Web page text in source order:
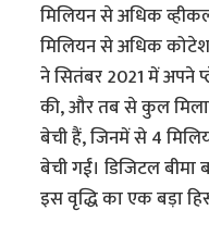
मिलियन से अधिक
मिलियन से अधिक
ने सितंबर 2021 में अपने
की, और तब से कुल
बेची हैं, जिनमें से 4
बेची गईं। डिजिटल बीमा
इस वृद्धि का एक बड़ा